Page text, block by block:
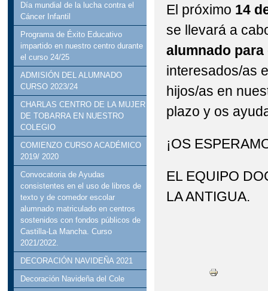
Día mundial de la lucha contra el
Cáncer Infantil
Programa de Éxito Educativo
impartido en nuestro centro durante
el curso 24/25
ADMISIÓN DEL ALUMNADO
CURSO 2023/24
CHARLAS CENTRO DE LA MUJER
DE TOBARRA EN NUESTRO
COLEGIO
COMIENZO CURSO ACADÉMICO
2019/ 2020
Convocatoria de Ayudas
consistentes en el uso de libros de
texto y de comedor escolar
alumnado matriculado en centros
sostenidos con fondos públicos de
Castilla-La Mancha. Curso
2021/2022.
DECORACIÓN NAVIDEÑA 2021
Decoración Navideña del Cole
El próximo 14
se llevará a
alumnado para
interesados/as
hijos/as en
plazo y os
¡OS
EL EQUIPO
LA ANTIGUA.